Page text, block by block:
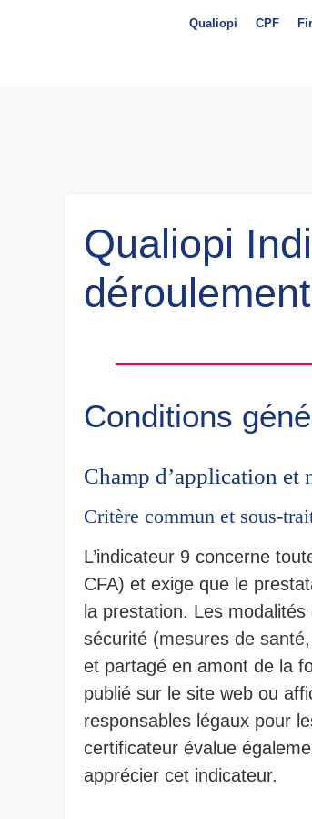
Qualiopi CPF
Qualiopi
déroulement
Conditions
Champ d’application et
Critère commun et sous-
L’indicateur 9 concerne
CFA) et exige que le
la prestation. Les
sécurité (mesures de
et partagé en amont de la
publié sur le site web ou
responsables légaux pour
certificateur évalue
apprécier cet indicateur.